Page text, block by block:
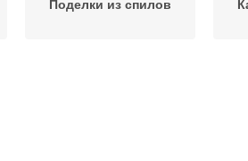
Поделки из спилов